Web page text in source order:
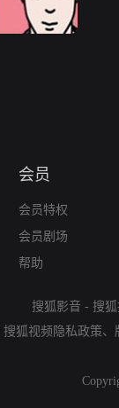
会员
会员特权
会员剧场
帮助
搜狐影音 - 搜
搜狐视频隐私政策、